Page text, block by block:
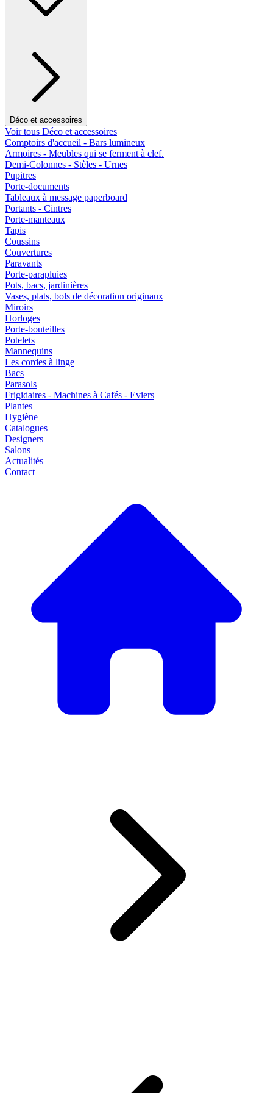
Déco et accessoires
Voir tous Déco et accessoires
Comptoirs d'accueil - Bars lumineux
Armoires - Meubles qui se ferment à clef.
Demi-Colonnes - Stèles - Urnes
Pupitres
Porte-documents
Tableaux à message paperboard
Portants - Cintres
Porte-manteaux
Tapis
Coussins
Couvertures
Paravants
Porte-parapluies
Pots, bacs, jardinières
Vases, plats, bols de décoration originaux
Miroirs
Horloges
Porte-bouteilles
Potelets
Mannequins
Les cordes à linge
Bacs
Parasols
Frigidaires - Machines à Cafés - Eviers
Plantes
Hygiène
Catalogues
Designers
Salons
Actualités
Contact